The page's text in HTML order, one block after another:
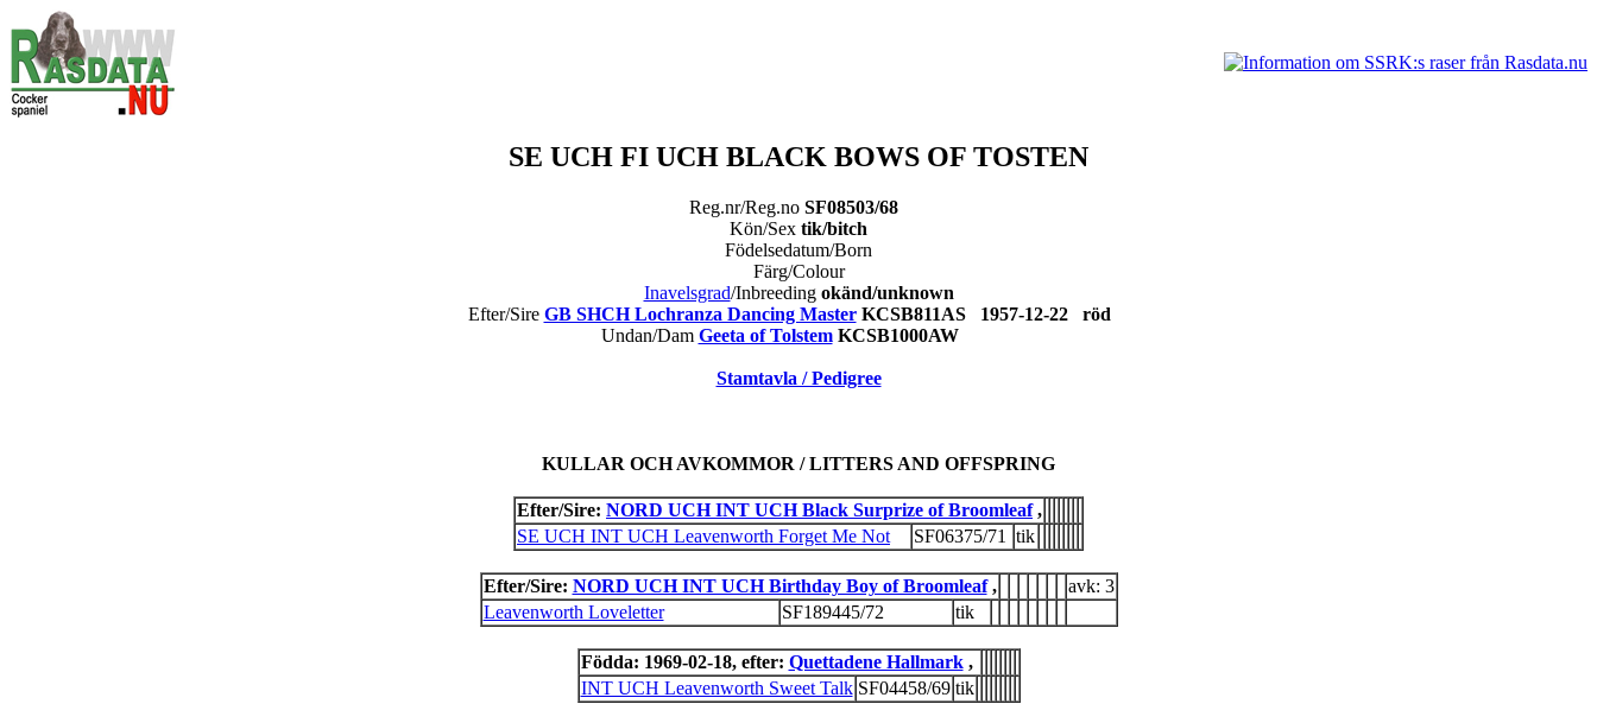
SE UCH FI UCH BLACK BOWS OF TOSTEN
Reg.nr/Reg.no SF08503/68
Kön/Sex tik/bitch
Födelsedatum/Born
Färg/Colour
Inavelsgrad/Inbreeding okänd/unknown
Efter/Sire GB SHCH Lochranza Dancing MasterKCSB811AS 1957-12-22 röd
Undan/Dam Geeta of TolstemKCSB1000AW
Stamtavla / Pedigree
KULLAR OCH AVKOMMOR / LITTERS AND OFFSPRING
Efter/Sire: NORD UCH INT UCH Black Surprize of Broomleaf,
SE UCH INT UCH Leavenworth Forget Me Not
SF06375/71 tik
Efter/Sire: NORD UCH INT UCH Birthday Boy of Broomleaf,
avk: 3
Leavenworth Loveletter
SF189445/72 tik
Födda: 1969-02-18, efter: Quettadene Hallmark,
INT UCH Leavenworth Sweet Talk SF04458/69 tik